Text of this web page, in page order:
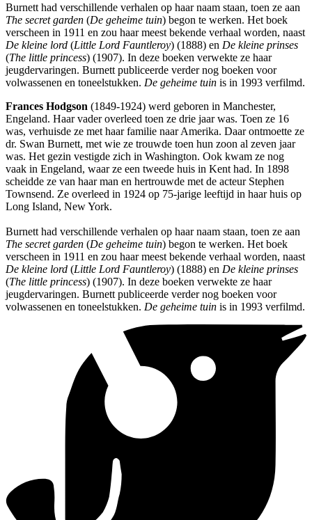
Burnett had verschillende verhalen op haar naam staan, toen ze aan
The secret garden (De geheime tuin) begon te werken. Het boek
verscheen in 1911 en zou haar meest bekende verhaal worden, naast
De kleine lord (Little Lord Fauntleroy) (1888) en De kleine prinses
(The little princess) (1907). In deze boeken verwekte ze haar
jeugdervaringen. Burnett publiceerde verder nog boeken voor
volwassenen en toneelstukken. De geheime tuin is in 1993 verfilmd.
Frances Hodgson (1849-1924) werd geboren in Manchester,
Engeland. Haar vader overleed toen ze drie jaar was. Toen ze 16
was, verhuisde ze met haar familie naar Amerika. Daar ontmoette ze
dr. Swan Burnett, met wie ze trouwde toen hun zoon al zeven jaar
was. Het gezin vestigde zich in Washington. Ook kwam ze nog
vaak in Engeland, waar ze een tweede huis in Kent had. In 1898
scheidde ze van haar man en hertrouwde met de acteur Stephen
Townsend. Ze overleed in 1924 op 75-jarige leeftijd in haar huis op
Long Island, New York.
Burnett had verschillende verhalen op haar naam staan, toen ze aan
The secret garden (De geheime tuin) begon te werken. Het boek
verscheen in 1911 en zou haar meest bekende verhaal worden, naast
De kleine lord (Little Lord Fauntleroy) (1888) en De kleine prinses
(The little princess) (1907). In deze boeken verwekte ze haar
jeugdervaringen. Burnett publiceerde verder nog boeken voor
volwassenen en toneelstukken. De geheime tuin is in 1993 verfilmd.